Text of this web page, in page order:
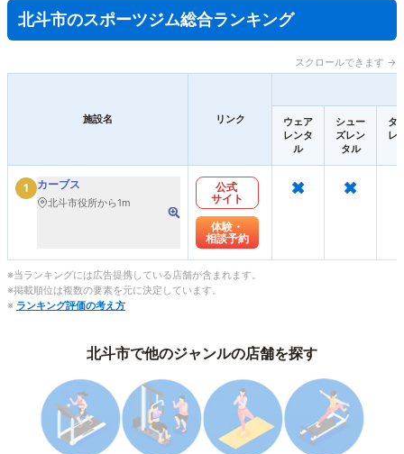
北斗市のスポーツジム総合ランキング
スクロールできます →
施設名 リンク
ウェア
レンタ
ル
シュー
ズレン
タル
タ
レ
1 カーブス
北斗市役所から1m
公式
サイト
体験・
相談予約
× ×
※当ランキングには広告提携している店舗が含まれます。
※掲載順位は複数の要素を元に決定しています。
※ ランキング評価の考え方
北斗市で他のジャンルの店舗を探す